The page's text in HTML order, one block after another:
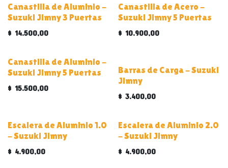
ALUMINIO
Canastilla de Aluminio -
Suzuki Jimny 3 Puertas
$ 14.500,00
Canastilla de Acero -
Suzuki Jimny 5 Puertas
$ 10.900,00
ALUMINIO
Canastilla de Aluminio -
Suzuki Jimny 5 Puertas
$ 15.500,00
ALUMINIO
Barras de Carga - Suzuki
Jimny
$ 3.400,00
ALUMINIO
Escalera de Aluminio 1.0
- Suzuki Jimny
$ 4.900,00
ALUMINIO
Escalera de Aluminio 2.0
- Suzuki Jimny
$ 4.900,00